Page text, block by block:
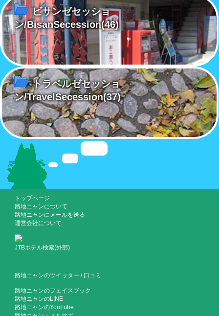
ビサンゼセッショ
ン/BisanSecession(46)
トラベルゼセッショ
ン/TravelSecession(37)
トップページ
路地ニャンについて
路地ニャンにメールを送る
運営会社について
JTBホテル検索(外部)
路地ニャンのツイッター / 口コミ
路地ニャンのフェイスブック
路地ニャンのLINE
路地ニャンのYouTube